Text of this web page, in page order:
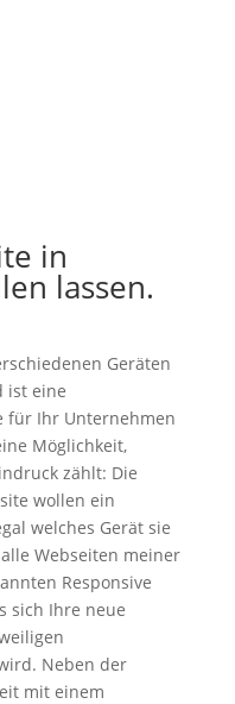
in
lassen.
Geräten
ist eine
für Ihr Unternehmen
Möglichkeit,
zählt: Die
wollen ein
welches Gerät sie
Webseiten meiner
Responsive
sich Ihre neue
Neben der
mit einem